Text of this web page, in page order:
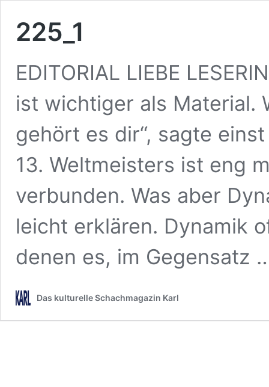
225_1
EDITORIAL LIEBE
ist wichtiger als Material.
gehört es dir“, sagte
13. Weltmeisters ist eng
verbunden. Was aber
leicht erklären. Dynamik
denen es, im Gegensatz
Das kulturelle Schachmagazin Karl